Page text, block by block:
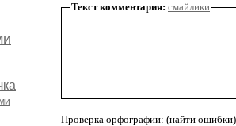
Текст комментария: смайлики
Проверка орфографии: (найти ошибки)